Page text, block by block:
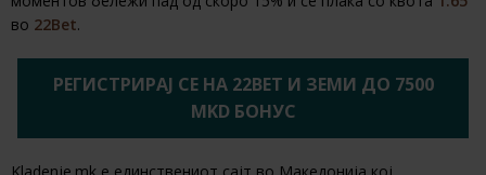
во 22Bet.
РЕГИСТРИРАЈ СЕ НА 22BET И ЗЕМИ ДО 7500
MKD БОНУС